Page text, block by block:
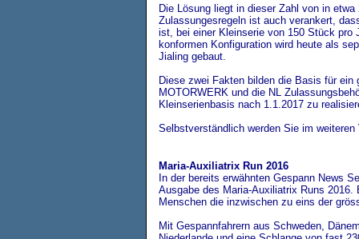
Die Lösung liegt in dieser Zahl von in
Zulassungesregeln ist auch verankert,
ist, bei einer Kleinserie von 150 Stück pro
konformen Konfiguration wird heute als
Jialing gebaut.
Diese zwei Fakten bilden die Basis für
MOTORWERK und die NL
Kleinserienbasis nach 1.1.2017 zu
Selbstverständlich werden Sie im weiteren
Maria-Auxiliatrix Run 2016
In der bereits erwähnten Gespann News
Ausgabe des Maria-Auxiliatrix Runs 2016.
Menschen die inzwischen zu eins der
Mit Gespannfahrern aus Schweden,